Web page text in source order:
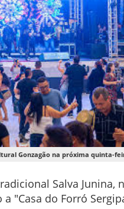
Gonzagão na próxima quinta-
Salva Junina,
"Casa do Forró